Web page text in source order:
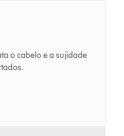
o cabelo e a sujidade